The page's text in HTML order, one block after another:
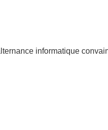
informatique